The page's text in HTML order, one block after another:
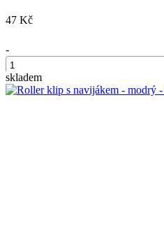
47 Kč
-
+
skladem